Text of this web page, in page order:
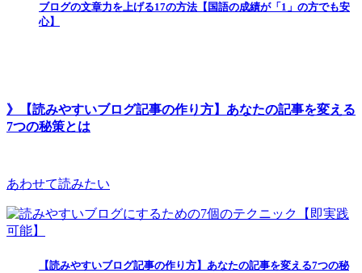
ブログの文章力を上げる17の方法【国語の成績が「1」の方でも安
心】
》【読みやすいブログ記事の作り方】あなたの記事を変える
7つの秘策とは
あわせて読みたい
【読みやすいブログ記事の作り方】あなたの記事を変える7つの秘